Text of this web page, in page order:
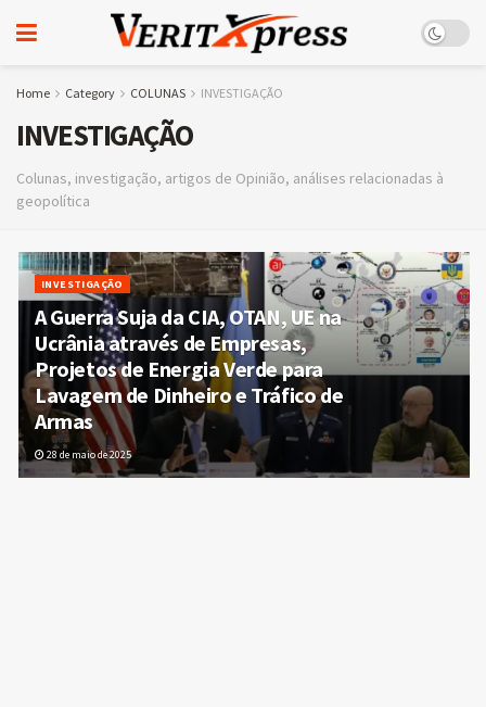
Home Category COLUNAS INVESTIGAÇÃO
INVESTIGAÇÃO
Colunas, investigação, artigos de Opinião, análises relacionadas à
geopolítica
INVESTIGAÇÃO
A Guerra Suja da CIA, OTAN, UE na
Ucrânia através de Empresas,
Projetos de Energia Verde para
Lavagem de Dinheiro e Tráfico de
Armas
28 de maio de 2025